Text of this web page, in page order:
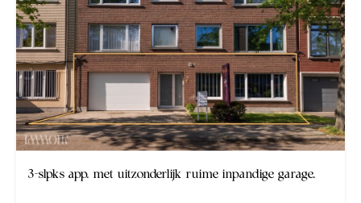
3-slpks app. met uitzonderlijk ruime inpandige garage.